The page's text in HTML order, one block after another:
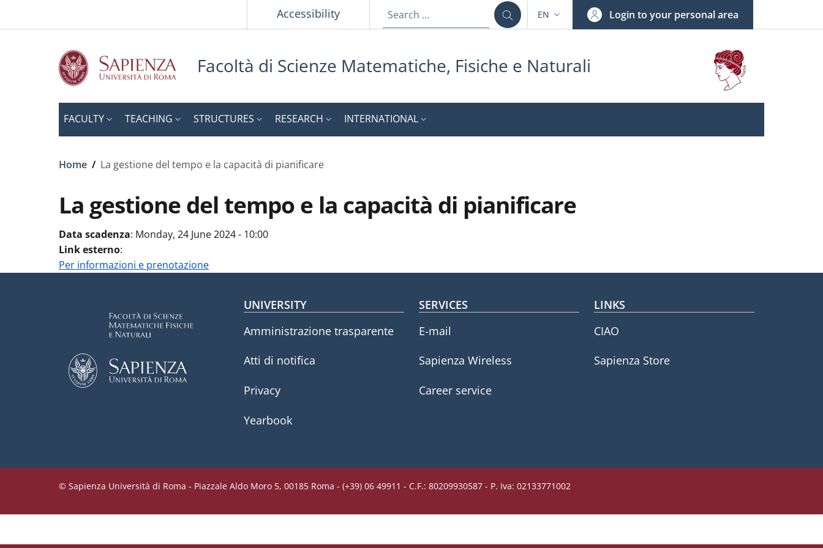
Slim topAccessibility LANGUAGE SWITCHER: CURRENT LANGUAGE
EN Login to your personal area
Facoltà di Scienze Matematiche, Fisiche e Naturali
FACULTY TEACHING STRUCTURES RESEARCH INTERNATIONAL
Breadcrumb
Home / La gestione del tempo e la capacità di pianificare
La gestione del tempo e la capacità di pianificare
Data scadenza: Monday, 24 June 2024 - 10:00
Link esterno:
Per informazioni e prenotazione
Footer menu
UNIVERSITY
Amministrazione trasparente
Atti di notifica
Privacy
Yearbook
SERVICES
E-mail
Sapienza Wireless
Career service
LINKS
CIAO
Sapienza Store
© Sapienza Università di Roma - Piazzale Aldo Moro 5, 00185 Roma - (+39) 06 49911 - C.F.: 80209930587 - P. Iva: 02133771002